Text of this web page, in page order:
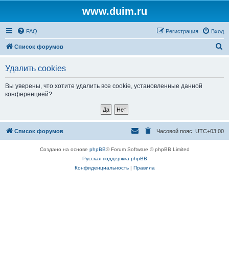
www.duim.ru
FAQ Вход
Регистрация
Список форумов
Удалить cookies
Вы уверены, что хотите удалить все cookie, установленные данной
конференцией?
Список форумов Часовой пояс: UTC+03:00
Создано на основе phpBB® Forum Software © phpBB Limited
Русская поддержка phpBB
Конфиденциальность| Правила